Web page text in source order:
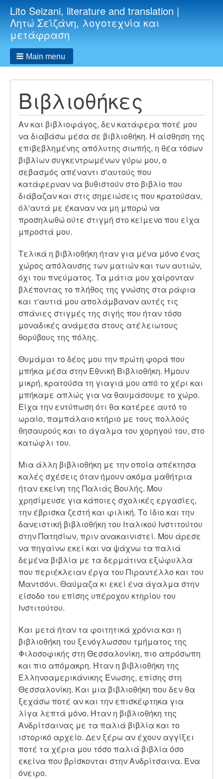
Lito Seizani, literature and translation |
Λητώ Σεϊζάνη, λογοτεχνία και
μετάφραση
Main menu
Βιβλιοθήκες
Αν και βιβλιοφάγος, δεν κατάφερα ποτέ μου
να διαβάσω μέσα σε βιβλιοθήκη. Η αίσθηση της
επιβεβλημένης απόλυτης σιωπής, η θέα τόσων
βιβλίων συγκεντρωμένων γύρω μου, ο
σεβασμός απέναντι σ'αυτούς που
κατάφερναν να βυθιστούν στο βιβλίο που
διάβαζαν και στις σημειώσεις που κρατούσαν,
όλ'αυτά με έκαναν να μη μπορώ να
προσηλωθώ ούτε στιγμή στο κείμενο που είχα
μπροστά μου.
Τελικά η βιβλιοθήκη ήταν για μένα μόνο ένας
χώρος απόλαυσης των ματιών και των αυτιών,
όχι του πνεύματος. Τα μάτια μου χαίρονταν
βλέποντας το πλήθος της γνώσης στα ράφια
και τ'αυτιά μου απολάμβαναν αυτές τις
σπάνιες στιγμές της σιγής που ήταν τόσο
μοναδικές ανάμεσα στους ατέλειωτους
θορύβους της πόλης.
Θυμάμαι το δέος μου την πρώτη φορά που
μπήκα μέσα στην Εθνική Βιβλιοθήκη. Ήμουν
μικρή, κρατούσα τη γιαγιά μου από το χέρι και
μπήκαμε απλώς για να θαυμάσουμε το χώρο.
Είχα την εντύπωση ότι θα κατέρεε αυτό το
ωραίο, παμπάλαιο κτήριο με τους πολλούς
θησαυρούς και το άγαλμα του χορηγού του, στο
κατώφλι του.
Μια άλλη βιβλιοθήκη με την οποία απέκτησα
καλές σχέσεις όταν ήμουν ακόμα μαθήτρια
ήταν εκείνη της Παλιάς Βουλής. Μου
χρησίμευσε για κάποιες σχολικές εργασίες,
την έβρισκα ζεστή και φιλική. Το ίδιο και την
δανειστική βιβλιοθήκη του Ιταλικού Ινστιτούτου
στην Πατησίων, πριν ανακαινιστεί. Μου άρεσε
να πηγαίνω εκεί και να ψάχνω τα παλιά
δεμένα βιβλία με τα δερμάτινα εξώφυλλα
που περιέκλειαν έργα του Πιραντέλλο και του
Μαντσόνι. Θαύμαζα κι εκεί ένα άγαλμα στην
είσοδο του επίσης υπέροχου κτηρίου του
Ινστιτούτου.
Και μετά ήταν τα φοιτητικά χρόνια και η
βιβλιοθήκη του ξενόγλωσσου τμήματος της
Φιλοσοφικής στη Θεσσαλονίκη, πιο απρόσωπη
και πιο απόμακρη. Ήταν η βιβλιοθήκη της
Ελληνοαμερικάνικης Ένωσης, επίσης στη
Θεσσαλονίκη. Και μια βιβλιοθήκη που δεν θα
ξεχάσω ποτέ αν και την επισκέφτηκα για
λίγα λεπτά μόνο. Ήταν η βιβλιοθήκη της
Ανδρίτσαινας με τα παλιά βιβλία και το
ιστορικό αρχείο. Δεν ξέρω αν έχουν αγγίξει
ποτέ τα χέρια μου τόσο παλιά βιβλία όσο
εκείνα που βρίσκονται στην Ανδρίτσαινα. Ένα
όνειρο.